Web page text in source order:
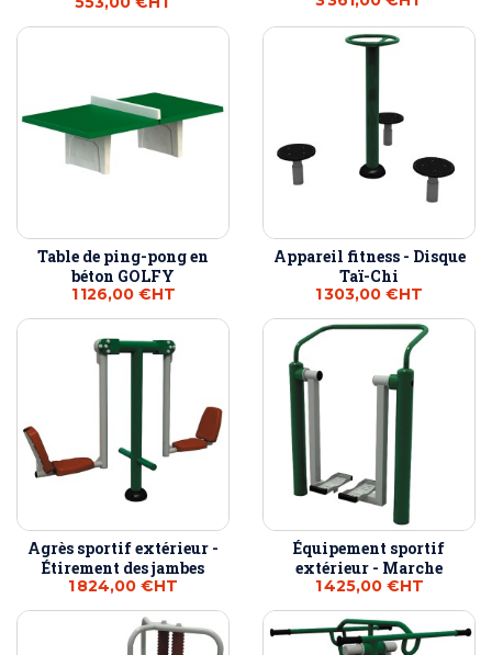
Table de ping-pong en
béton GOLFY
1 126,00 €HT
Appareil fitness - Disque
Taï-Chi
1 303,00 €HT
Agrès sportif extérieur -
Étirement des jambes
1 824,00 €HT
Équipement sportif
extérieur - Marche
1 425,00 €HT